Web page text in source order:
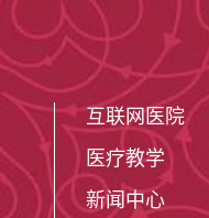
互联网医院
医疗教学
新闻中心